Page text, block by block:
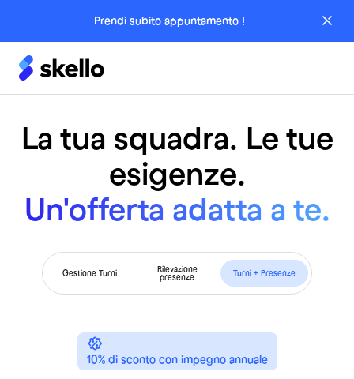
Prendi subito appuntamento !
La tua squadra. Le tue
esigenze.
Un'offerta adatta a te.
Gestione Turni
Rilevazione
presenze
Turni + Presenze
10% di sconto con impegno annuale